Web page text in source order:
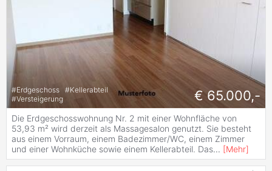
#Erdgeschoss #Kellerabteil
#Versteigerung € 65.000,-
Die Erdgeschosswohnung Nr. 2 mit einer Wohnfläche von
53,93 m² wird derzeit als Massagesalon genutzt. Sie besteht
aus einem Vorraum, einem Badezimmer/WC, einem Zimmer
und einer Wohnküche sowie einem Kellerabteil. Das... [Mehr]